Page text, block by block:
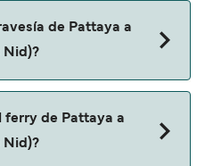
de Pattaya a
Nid)?
aproximadamente 7
de la travesía
ferry de Pattaya a
Nid)?